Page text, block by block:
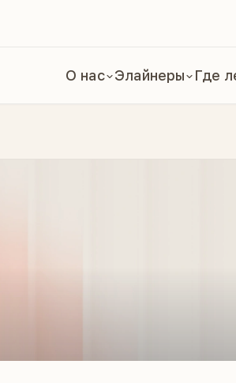
О нас Элайнеры Где